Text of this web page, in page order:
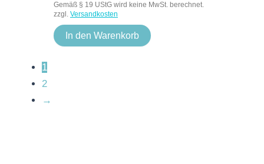
Gemäß § 19 UStG wird keine MwSt. berechnet.
zzgl. Versandkosten
In den Warenkorb
1
2
→